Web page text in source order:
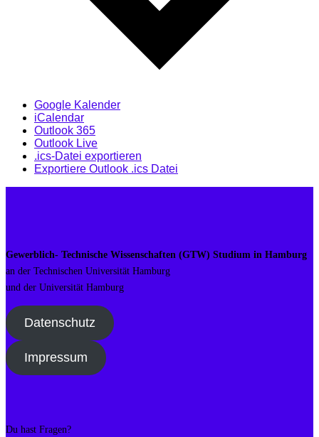
Google Kalender
iCalendar
Outlook 365
Outlook Live
.ics-Datei exportieren
Exportiere Outlook .ics Datei
Gewerblich- Technische Wissenschaften (GTW) Studium in Hamburg
an der Technischen Universität Hamburg
und der Universität Hamburg
Datenschutz
Impressum
Du hast Fragen?